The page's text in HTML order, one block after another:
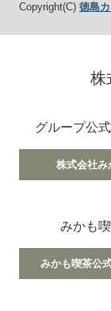
Copyright(C) 徳島
株
グループ公
株式会社み
みかも
みかも喫茶公